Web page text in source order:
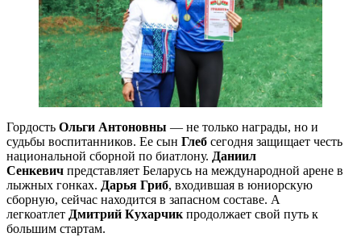
Гордость Ольги Антоновны — не только награды, но и
судьбы воспитанников. Ее сын Глеб сегодня защищает честь
национальной сборной по биатлону. Даниил
Сенкевич представляет Беларусь на международной арене в
лыжных гонках. Дарья Гриб, входившая в юниорскую
сборную, сейчас находится в запасном составе. А
легкоатлет Дмитрий Кухарчик продолжает свой путь к
большим стартам.